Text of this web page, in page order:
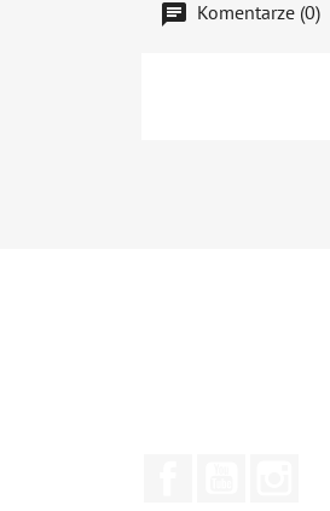
Komentarze (0)